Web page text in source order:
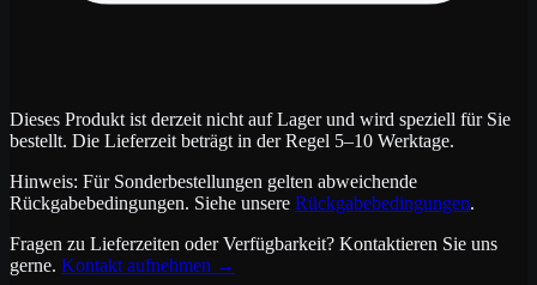
Dieses Produkt ist derzeit nicht auf Lager und wird speziell für Sie
bestellt. Die Lieferzeit beträgt in der Regel 5–10 Werktage.
Hinweis: Für Sonderbestellungen gelten abweichende
Rückgabebedingungen. Siehe unsere Rückgabebedingungen.
Fragen zu Lieferzeiten oder Verfügbarkeit? Kontaktieren Sie uns
gerne. Kontakt aufnehmen →